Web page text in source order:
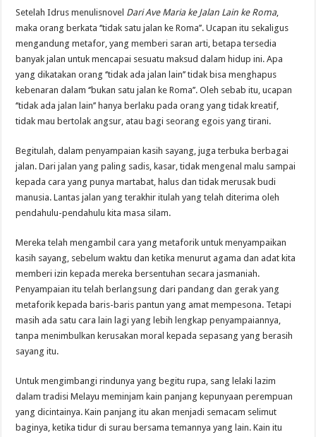
Setelah Idrus menulisnovel Dari Ave Maria ke Jalan Lain ke Roma,
maka orang berkata ‘’tidak satu jalan ke Roma’’. Ucapan itu sekaligus
mengandung metafor, yang memberi saran arti, betapa tersedia
banyak jalan untuk mencapai sesuatu maksud dalam hidup ini. Apa
yang dikatakan orang ‘’tidak ada jalan lain’’ tidak bisa menghapus
kebenaran dalam ‘’bukan satu jalan ke Roma’’. Oleh sebab itu, ucapan
‘’tidak ada jalan lain’’ hanya berlaku pada orang yang tidak kreatif,
tidak mau bertolak angsur, atau bagi seorang egois yang tirani.
Begitulah, dalam penyampaian kasih sayang, juga terbuka berbagai
jalan. Dari jalan yang paling sadis, kasar, tidak mengenal malu sampai
kepada cara yang punya martabat, halus dan tidak merusak budi
manusia. Lantas jalan yang terakhir itulah yang telah diterima oleh
pendahulu-pendahulu kita masa silam.
Mereka telah mengambil cara yang metaforik untuk menyampaikan
kasih sayang, sebelum waktu dan ketika menurut agama dan adat kita
memberi izin kepada mereka bersentuhan secara jasmaniah.
Penyampaian itu telah berlangsung dari pandang dan gerak yang
metaforik kepada baris-baris pantun yang amat mempesona. Tetapi
masih ada satu cara lain lagi yang lebih lengkap penyampaiannya,
tanpa menimbulkan kerusakan moral kepada sepasang yang berasih
sayang itu.
Untuk mengimbangi rindunya yang begitu rupa, sang lelaki lazim
dalam tradisi Melayu meminjam kain panjang kepunyaan perempuan
yang dicintainya. Kain panjang itu akan menjadi semacam selimut
baginya, ketika tidur di surau bersama temannya yang lain. Kain itu